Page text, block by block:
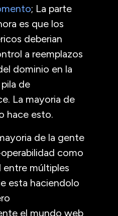
; La parte
es que los
deberian
a reemplazos
dominio en la
de
La mayoria de
hace esto.
de la gente
como
entre múltiples
esta haciendolo
el mundo web